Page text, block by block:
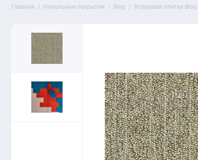
Главная Напольные покрытия Bloq Ковровая плитка